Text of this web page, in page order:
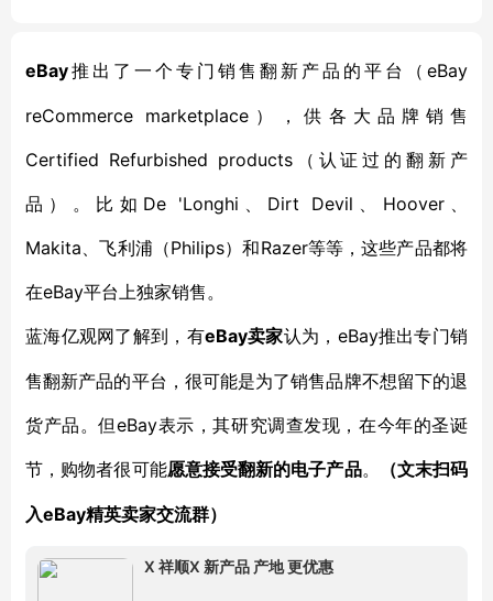
eBay推出了一个专门销售翻新产品的平台（ eBay
reCommerce marketplace），供各大品牌销售
Certified Refurbished products（认证过的翻新产
品）。比如De 'Longhi、Dirt Devil、Hoover、
Makita、飞利浦（Philips）和Razer等等，这些产品都将
在eBay平台上独家销售。
蓝海亿观网了解到，有eBay卖家认为， eBay推出专门销
售翻新产品的平台，很可能是为了销售品牌不想留下的退
货产品。但eBay表示，其研究调查发现，在今年的圣诞
节，购物者很可能愿意接受翻新的电子产品。 （文末扫码
入eBay精英卖家交流群）
X 祥顺X 新产品 产地 更优惠